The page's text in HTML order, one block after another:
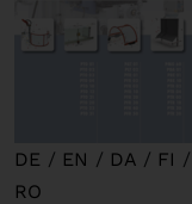
DE / EN / DA / FI /
RO